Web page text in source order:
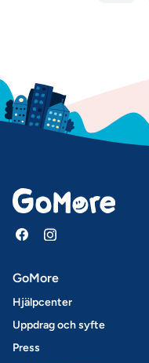
GoMore
Hjälpcenter
Uppdrag och syfte
Press